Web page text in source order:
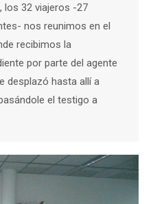
los 32 viajeros -27
nos reunimos en el
recibimos la
por parte del agente
desplazó hasta allí a
el testigo a